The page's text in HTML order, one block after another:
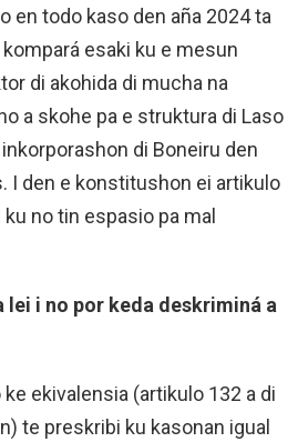
en todo kaso den aña 2024 ta
esaki ku e mesun
di akohida di mucha na
a skohe pa e struktura di Laso
di Boneiru den
I den e konstitushon ei artikulo
ku no tin espasio pa mal
lei i no por keda deskriminá a
ekivalensia (artikulo 132 a di
te preskribi ku kasonan igual